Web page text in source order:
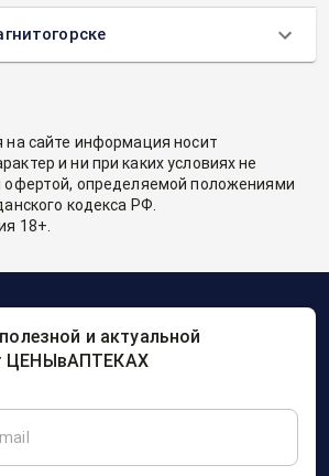
на сайте информация носит
и ни при каких условиях не
офертой, определяемой положениями
кодекса РФ.
18+.
и актуальной
ЦЕНЫвАПТЕКАХ